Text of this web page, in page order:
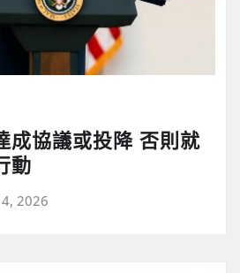
成協議或投降 否則就
動
2026